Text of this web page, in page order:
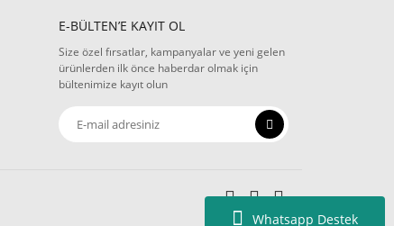
Whatsapp Destek
E-BÜLTEN’E KAYIT OL
Size özel fırsatlar, kampanyalar ve yeni gelen
ürünlerden ilk önce haberdar olmak için
bültenimize kayıt olun